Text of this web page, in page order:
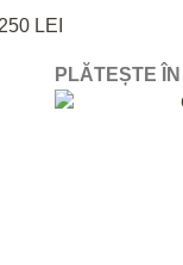
LEI
PLĂTEȘTE